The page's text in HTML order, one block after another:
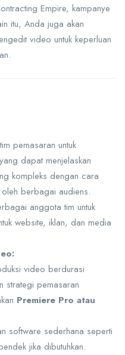
Empire, kampanye
itu, Anda juga akan
video untuk keperluan
pemasaran untuk
dapat menjelaskan
kompleks dengan cara
berbagai audiens.
anggota tim untuk
website, iklan, dan media
video berdurasi
strategi pemasaran
Premiere Pro atau
software sederhana seperti
jika dibutuhkan.